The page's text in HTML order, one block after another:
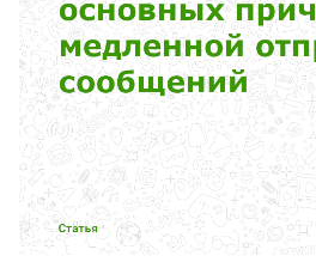
о
и
с
к
а
Заключение